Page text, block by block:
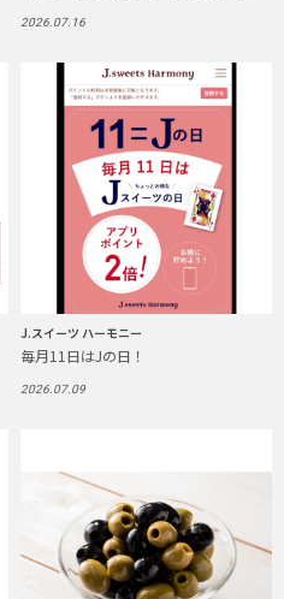
2026.07.16
J.スイーツ ハーモニー
毎月11日はJの日！
2026.07.09